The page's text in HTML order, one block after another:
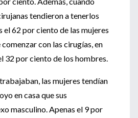
tendieron a tenerlos
el 62 por ciento de las mujeres
con las cirugías, en
32 por ciento de los hombres.
las mujeres tendían
en casa que sus
masculino. Apenas el 9 por